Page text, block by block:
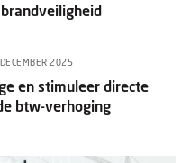
2025
en stimuleer directe
btw-verhoging